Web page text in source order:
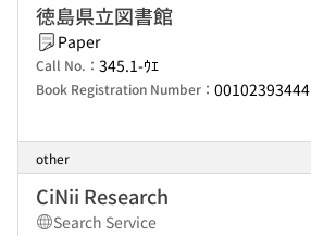
徳島県立図書館
Paper
Call No.： 345.1-ｳｴ
Book Registration Number： 00102393444
other
CiNii Research
Search Service